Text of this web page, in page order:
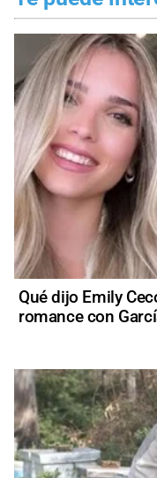
Qué dijo Emily
romance con